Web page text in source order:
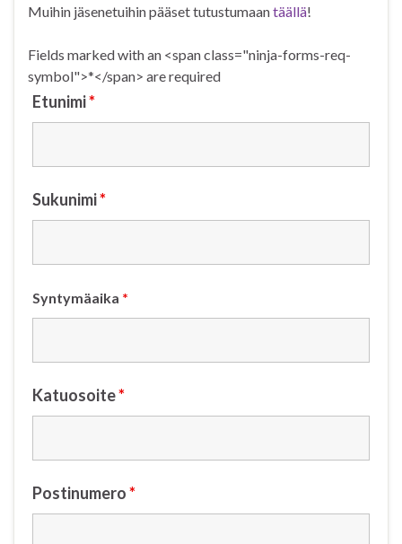
Muihin jäsenetuihin pääset tutustumaantäällä!
Fields marked with an <span class="ninja-forms-req-
symbol">*</span> are required
Etunimi*
Sukunimi*
Syntymäaika *
Katuosoite*
Postinumero*